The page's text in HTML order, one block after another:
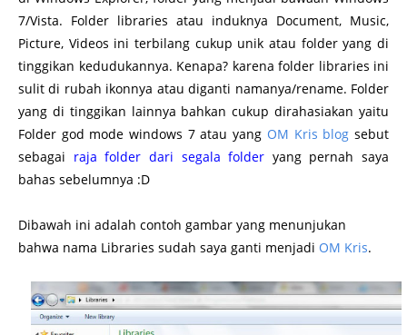
7/Vista. Folder libraries atau induknya Document, Music,
Picture, Videos ini terbilang cukup unik atau folder yang di
tinggikan kedudukannya. Kenapa? karena folder libraries ini
sulit di rubah ikonnya atau diganti namanya/rename. Folder
yang di tinggikan lainnya bahkan cukup dirahasiakan yaitu
Folder god mode windows 7 atau yang OM Kris blog sebut
sebagai raja folder dari segala folder yang pernah saya
bahas sebelumnya :D
Dibawah ini adalah contoh gambar yang menunjukan
bahwa nama Libraries sudah saya ganti menjadi OM Kris.